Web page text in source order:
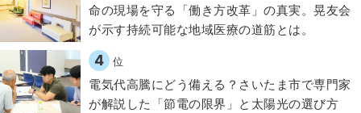
​命の現場を守る「働き方改革」の真実。晃友会
が示す持続可能な地域医療の道筋とは。
4 位
電気代高騰にどう備える？さいたま市で専門家
が解説した「節電の限界」と太陽光の選び方